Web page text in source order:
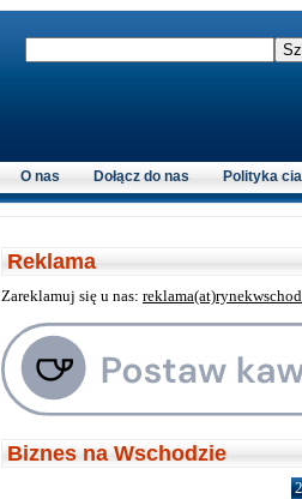
Polityka
Dołącz do nas
O nas
Reklama
Zareklamuj się u nas:
Biznes na Wschodzie